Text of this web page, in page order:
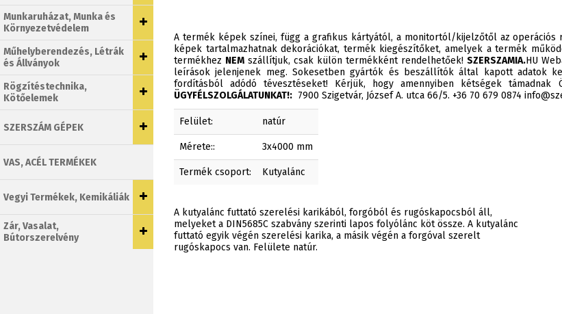
Munkaruházat, Munka és
Környezetvédelem
Műhelyberendezés, Létrák
és Állványok
Rögzítéstechnika,
Kötőelemek
SZERSZÁM GÉPEK
VAS, ACÉL TERMÉKEK
Vegyi Termékek, Kemikáliák
Zár, Vasalat,
Bútorszerelvény
A termék képek színei, függ a grafikus kártyától, a monitortól/kijelzőtől az
képek tartalmazhatnak dekorációkat, termék kiegészítőket, amelyek a termék
termékhez NEM szállítjuk, csak külön termékként rendelhetőek! SZERSZAMIA.HU
leírások jelenjenek meg. Sokesetben gyártók és beszállítók által kapott adatok
fordításból adódó tévesztéseket! Kérjük, hogy amennyiben kétségek
ÜGYFÉLSZOLGÁLATUNKAT!: 7900 Szigetvár, József A. utca 66/5. +36 70 679 0874
Felület: natúr
Mérete:: 3x4000 mm
Termék csoport: Kutyalánc
A kutyalánc futtató szerelési karikából, forgóból és rugóskapocsból áll,
melyeket a DIN5685C szabvány szerinti lapos folyólánc köt össze. A kutyalánc
futtató egyik végén szerelési karika, a másik végén a forgóval szerelt
rugóskapocs van. Felülete natúr.